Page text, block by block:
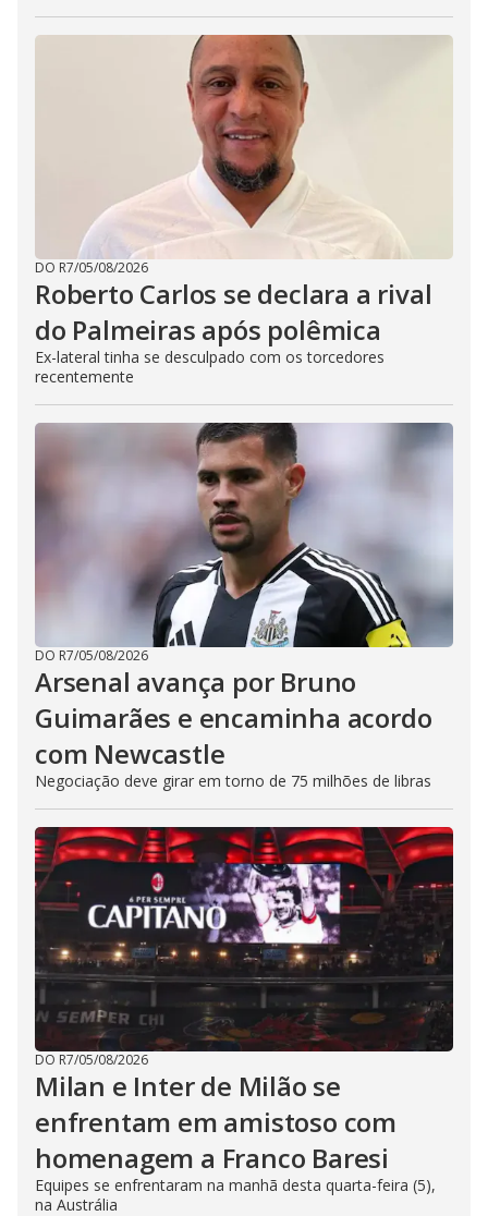
DO R7/05/08/2026
Roberto Carlos se declara a rival
do Palmeiras após polêmica
Ex-lateral tinha se desculpado com os torcedores
recentemente
DO R7/05/08/2026
Arsenal avança por Bruno
Guimarães e encaminha acordo
com Newcastle
Negociação deve girar em torno de 75 milhões de libras
DO R7/05/08/2026
Milan e Inter de Milão se
enfrentam em amistoso com
homenagem a Franco Baresi
Equipes se enfrentaram na manhã desta quarta-feira (5),
na Austrália